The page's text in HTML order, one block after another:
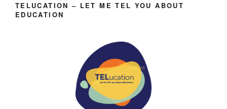
TELUCATION – LET ME TEL YOU ABOUT
EDUCATION